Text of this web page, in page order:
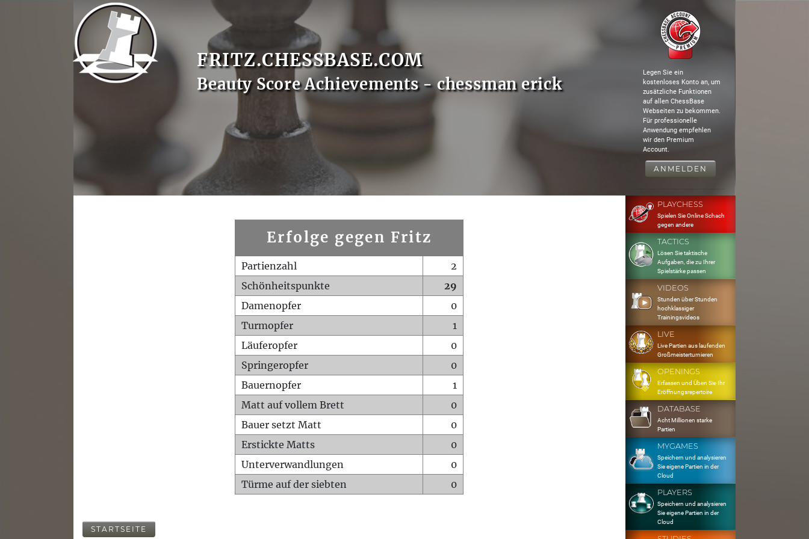
FRITZ.CHESSBASE.COM
Beauty Score Achievements - chessman erick
Legen Sie ein
kostenloses Konto an, um
zusätzliche Funktionen
auf allen ChessBase
Webseiten zu bekommen.
Für professionelle
Anwendung empfehlen
wir den Premium
Account.
ANMELDEN
Erfolge gegen Fritz
Partienzahl
2
Schönheitspunkte
29
Damenopfer
0
Turmopfer
1
Läuferopfer
0
Springeropfer
0
Bauernopfer
1
Matt auf vollem Brett
0
Bauer setzt Matt
0
Erstickte Matts
0
Unterverwandlungen
0
Türme auf der siebten
0
STARTSEITE
PLAYCHESS
Spielen Sie Online Schach
gegen andere
TACTICS
Lösen Sie taktische
Aufgaben, die zu Ihrer
Spielstärke passen
VIDEOS
Stunden über Stunden
hochklassiger
Trainingsvideos
LIVE
Live Partien aus laufenden
Großmeisterturnieren
OPENINGS
Erfassen und Üben Sie Ihr
Eröffnungsrepertoire
DATABASE
Acht Millionen starke
Partien
MYGAMES
Speichern und analysieren
Sie eigene Partien in der
Cloud
PLAYERS
Speichern und analysieren
Sie eigene Partien in der
Cloud